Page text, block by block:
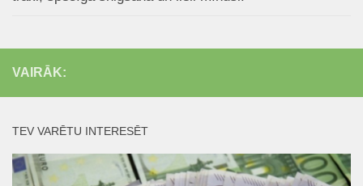
VAIRĀK:
TEV VARĒTU INTERESĒT